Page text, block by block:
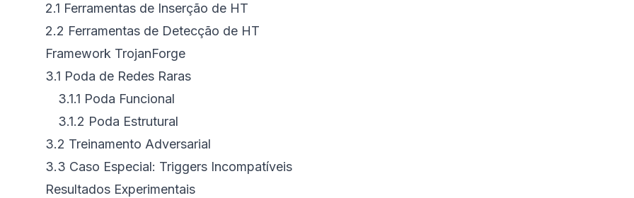
2.1 Ferramentas de Inserção de HT
2.2 Ferramentas de Detecção de HT
Framework TrojanForge
3.1 Poda de Redes Raras
3.1.1 Poda Funcional
3.1.2 Poda Estrutural
3.2 Treinamento Adversarial
3.3 Caso Especial: Triggers Incompatíveis
Resultados Experimentais